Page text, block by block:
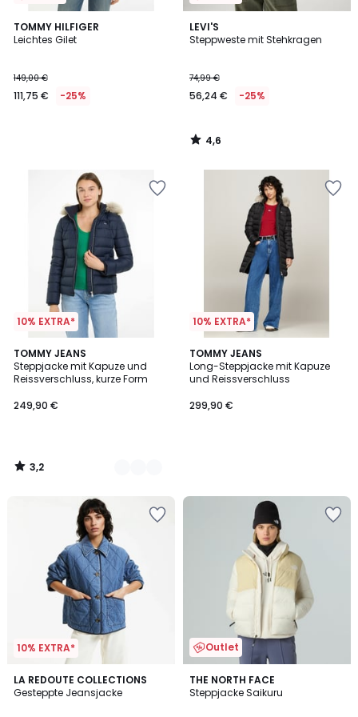
TOMMY HILFIGER
Leichtes Gilet
149,00 €
111,75 € -25%
LEVI'S
Steppweste mit Stehkragen
74,99 €
56,24 € -25%
4,6
/ 5
4,6
/
10% EXTRA*
TOMMY JEANS
Steppjacke mit Kapuze und
Reissverschluss, kurze Form
249,90 €
3,2
/ 5
2
Farben
3,2
/
10% EXTRA*
TOMMY JEANS
Long-Steppjacke mit Kapuze
und Reissverschluss
299,90 €
10% EXTRA*
LA REDOUTE COLLECTIONS
Gesteppte Jeansjacke
5
/
Outlet
THE NORTH FACE
Steppjacke Saikuru
5
/